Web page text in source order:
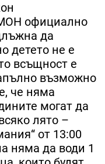
официално
да
детето не е
всъщност е
възможно
че няма
могат да
лято –
от 13:00
няма да води 1